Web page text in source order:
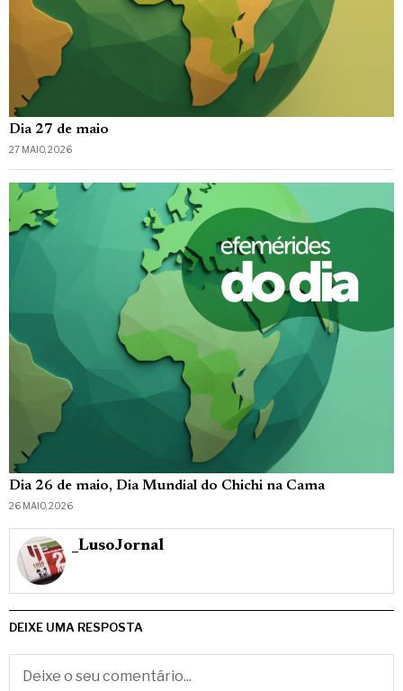
Dia 27 de maio
27 MAIO, 2026
Dia 26 de maio, Dia Mundial do Chichi na Cama
26 MAIO, 2026
_LusoJornal
DEIXE UMA RESPOSTA